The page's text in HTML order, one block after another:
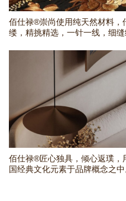
佰仕禄®崇尚使用纯天然材料，
缕，精挑精选，一针一线，细缝
佰仕禄®匠心独具，倾心返璞，
国经典文化元素于品牌概念之中